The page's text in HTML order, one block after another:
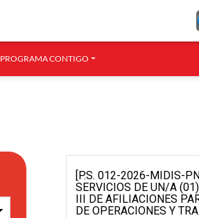
PROGRAMA CONTIGO
[P.S. 012-2026-MIDIS-
SERVICIOS DE UN/A
III DE AFILIACIONES
DE OPERACIONES Y